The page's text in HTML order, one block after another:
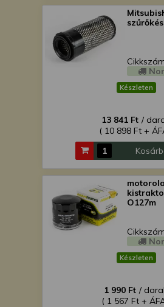
Készleten
13 841 Ft /
( 10 898 Ft +
O127m
Készleten
1 990 Ft /
( 1 567 Ft +